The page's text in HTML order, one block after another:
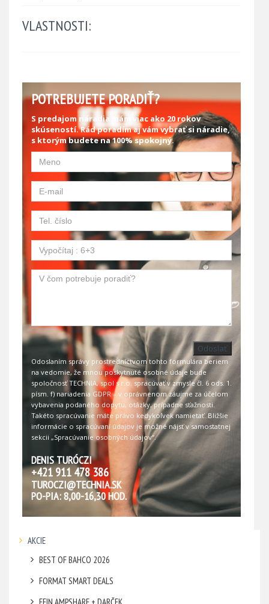
VLASTNOSTI:
POTREBUJETE PORADIŤ?
S predajom náradia mám viac ako 20 rokov
skúseností. Rád poradím aj vám vybrať si náradie,
s ktorým budete na 100% spokojný.
Odoslať
Odoslaním správy prostredníctvom tohto formulára beriem
na vedomie, že mnou poskytnuté osobné údaje bude
spoločnosť TECHNIA, spol s r.o. spracúvať v zmysle čl. 6 ods. 1.
písm. f) nariadenia GDPR – v oprávnenom záujme za účelom
vybavenia podaného dopytu, otázky, prípadne sťažnosti.
Takéto spracúvanie máte právo kedykoľvek namietať. Bližšie
informácie o spracúvaní údajov je možné nájsť v samostatnej
sekcii „Spracúvanie osobných údajov“.
DENIS TURÓCZI
+421 911 478 386
TUROCZI@TECHNIA.SK
PO-PIA: 8,00-16,30 HOD.
AKCIE
BEST OF BAHCO 2026
FORMAT SMART DEALS